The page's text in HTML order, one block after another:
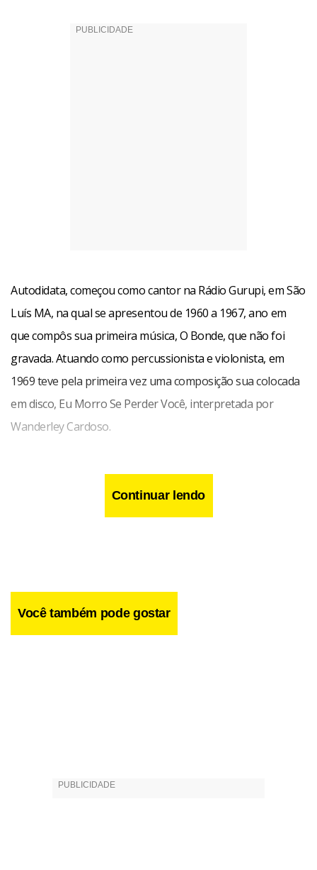
Autodidata, começou como cantor na Rádio Gurupi, em São
Luís MA, na qual se apresentou de 1960 a 1967, ano em
que compôs sua primeira música, O Bonde, que não foi
gravada. Atuando como percussionista e violonista, em
1969 teve pela primeira vez uma composição sua colocada
em disco, Eu Morro Se Perder Você, interpretada por
Wanderley Cardoso.
Depois de ter começado a se apresentar na boate Jogral,
de São Paulo em 1970, acompanhou Toquinho, Rosinha de
Valença, Marília Medalha, Hermeto Pascoal e Vinícius de
constante de Almir Sater.
Continuar lendo
Você também pode gostar